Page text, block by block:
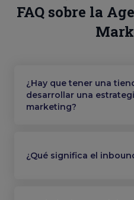
FAQ sobre la
¿Hay que tener una
desarrollar una
marketing?
¿Qué significa el